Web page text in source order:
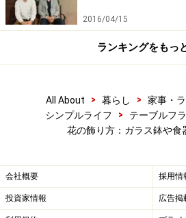
2016/04/15
ランキングをもっ
All About > 暮らし > 家事・
シンプルライフ
> テーブルフ
花の飾り方：ガラス鉢や食
会社概要 採用情
投資家情報 広告掲